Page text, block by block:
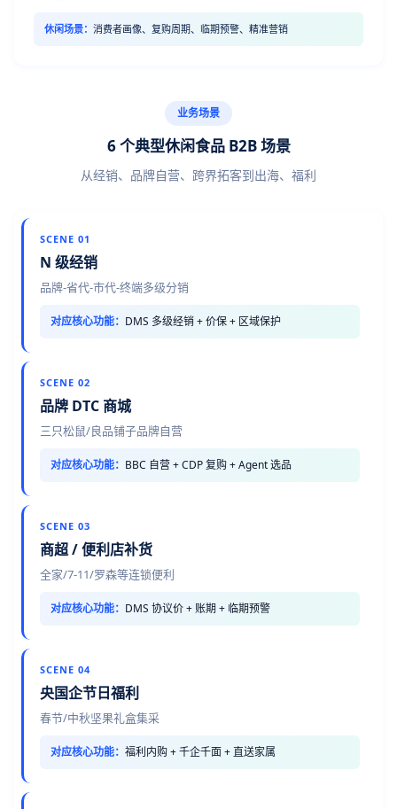
休闲场景： 消费者画像、复购周期、临期预警、精准营销
业务场景
6 个典型休闲食品 B2B 场景
从经销、品牌自营、跨界拓客到出海、福利
SCENE 01
N 级经销
品牌-省代-市代-终端多级分销
对应核心功能： DMS 多级经销 + 价保 + 区域保护
SCENE 02
品牌 DTC 商城
三只松鼠/良品铺子品牌自营
对应核心功能： BBC 自营 + CDP 复购 + Agent 选品
SCENE 03
商超 / 便利店补货
全家/7-11/罗森等连锁便利
对应核心功能： DMS 协议价 + 账期 + 临期预警
SCENE 04
央国企节日福利
春节/中秋坚果礼盒集采
对应核心功能： 福利内购 + 千企千面 + 直送家属